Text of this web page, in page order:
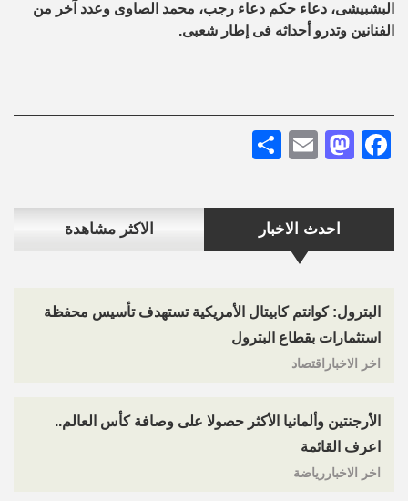
احدث الاخبار الاكثر مشاهدة
البترول: كوانتم كابيتال الأمريكية تستهدف تأسيس محفظة
استثمارات بقطاع البترول
اخر الاخباراقتصاد
الأرجنتين وألمانيا الأكثر حصولا على وصافة كأس العالم..
اعرف القائمة
اخر الاخباررياضة
البشبيشى، دعاء حكم دعاء رجب، محمد الصاوى وعدد آخر من
الفنانين وتدرو أحداثه فى إطار شعبى.
Facebook
Mastodon
Email